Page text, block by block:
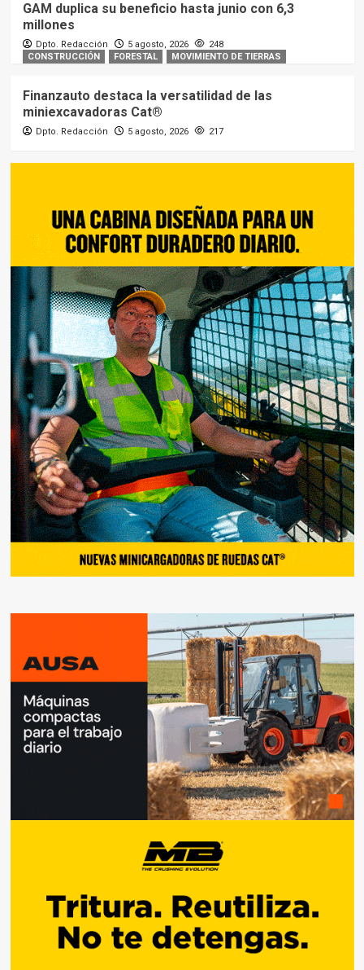
GAM duplica su beneficio hasta junio con 6,3
millones
Dpto. Redacción 5 agosto, 2026
248
CONSTRUCCIÓN
FORESTAL MOVIMIENTO DE TIERRAS
Finanzauto destaca la versatilidad de las
miniexcavadoras Cat®
Dpto. Redacción 5 agosto, 2026 217